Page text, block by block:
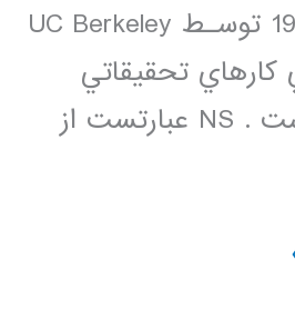
كـه در سـال 1989 توسـط UC Berkeley
تحقيقاتي
بسيار مناسب است . NS عبارتست از